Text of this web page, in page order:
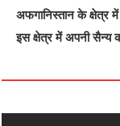
अफगानिस्तान के क्षेत्र
इस क्षेत्र में अपनी सैन्य